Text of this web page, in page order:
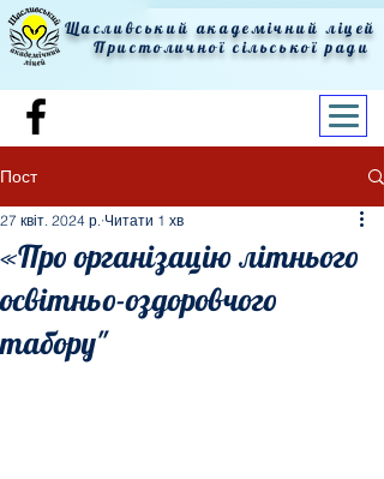
Щасливський академічний ліцей
Пристоличної сільської ради
Пост
«Про організацію літнього
освітньо-оздоровчого
табору"
27 квіт. 2024 р. Читати 1 хв